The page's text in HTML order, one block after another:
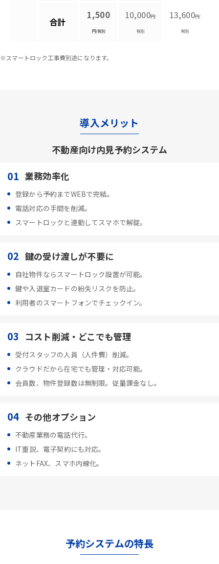
合計
1,500
円/税別
10,000円/
税別
13,600円/
税別
※スマートロック工事費別途になります。
導入メリット
不動産向け内見予約システム
01 業務効率化
登録から予約までWEBで完結。
電話対応の手間を削減。
スマートロックと連動してスマホで解錠。
02 鍵の受け渡しが不要に
自社物件ならスマートロック設置が可能。
鍵や入退室カードの紛失リスクを防止。
利用者のスマートフォンでチェックイン。
03 コスト削減・どこでも管理
受付スタッフの人員（人件費）削減。
クラウドだから在宅でも管理・対応可能。
会員数、物件登録数は無制限。従量課金なし。
04 その他オプション
不動産業務の電話代行。
IT重説、電子契約にも対応。
ネットFAX、スマホ内線化。
予約システムの特長